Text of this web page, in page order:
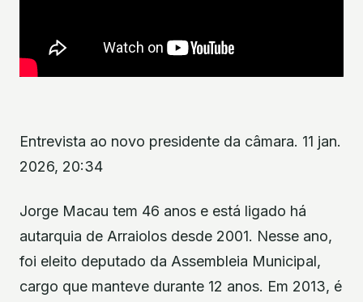
Entrevista ao novo presidente da câmara. 11 jan.
2026, 20:34
Jorge Macau tem 46 anos e está ligado há
autarquia de Arraiolos desde 2001. Nesse ano,
foi eleito deputado da Assembleia Municipal,
cargo que manteve durante 12 anos. Em 2013, é